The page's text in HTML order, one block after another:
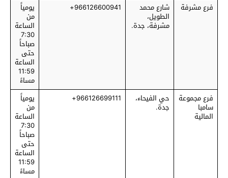
فرع مشرفة
شارع محمد
الطويل،
مشرفة، جدة.
966126600941+ يومياً
من
الساعة
7:30
صباحاً
حتى
الساعة
11:59
مساءً
فرع مجموعة
سامبا
المالية
حي الفيحاء،
جدة.
966126699111+ يومياً
من
الساعة
7:30
صباحاً
حتى
الساعة
11:59
مساءً